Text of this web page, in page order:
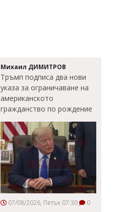
Михаил ДИМИТРОВ
Тръмп подписа два нови
указа за ограничаване на
американското
гражданство по рождение
07/08/2026, Петък 07:30 0